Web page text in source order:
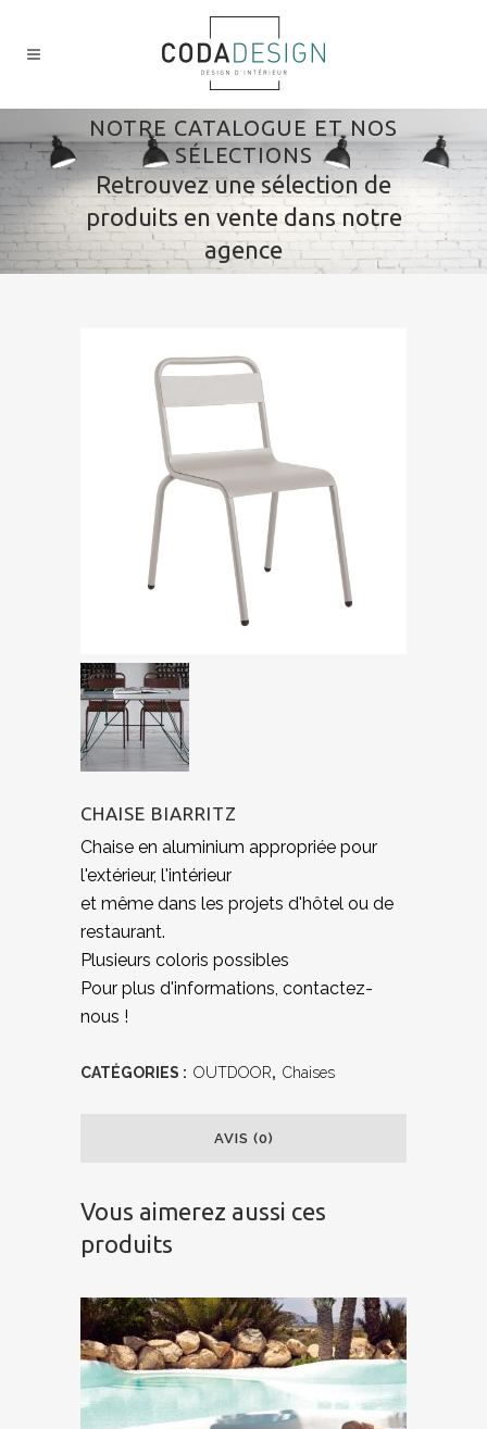
NOTRE CATALOGUE ET NOS
SÉLECTIONS
Retrouvez une sélection de
produits en vente dans notre
agence
CHAISE BIARRITZ
Chaise en aluminium appropriée pour
l'extérieur, l'intérieur
et même dans les projets d'hôtel ou de
restaurant.
Plusieurs coloris possibles
Pour plus d'informations, contactez-
nous !
CATÉGORIES : OUTDOOR, Chaises
AVIS (0)
Vous aimerez aussi ces
produits